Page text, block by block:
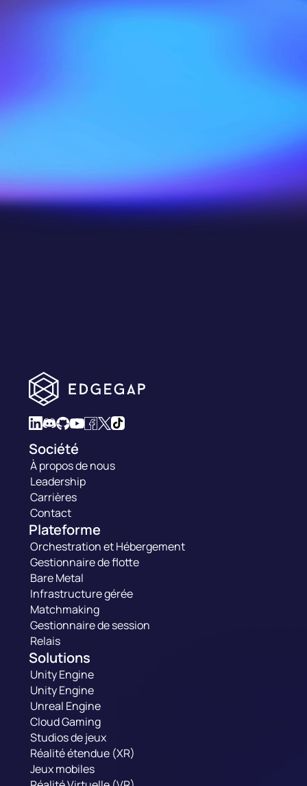
Société
À propos de nous
Leadership
Carrières
Contact
Plateforme
Orchestration et Hébergement
Gestionnaire de flotte
Bare Metal
Infrastructure gérée
Matchmaking
Gestionnaire de session
Relais
Solutions
Unity Engine
Unity Engine
Unreal Engine
Cloud Gaming
Studios de jeux
Réalité étendue (XR)
Jeux mobiles